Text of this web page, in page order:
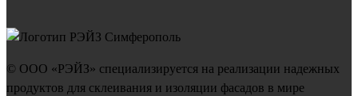
© ООО «РЭЙЗ» специализируется на реализации надежных
продуктов для склеивания и изоляции фасадов в мире